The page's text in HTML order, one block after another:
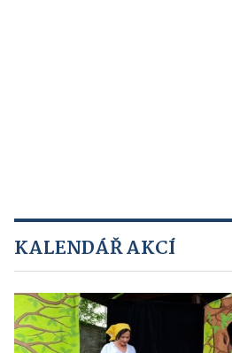
KALENDÁŘ AKCÍ